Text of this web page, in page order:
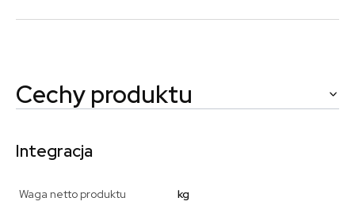
Cechy produktu
Integracja
Waga netto produktu kg